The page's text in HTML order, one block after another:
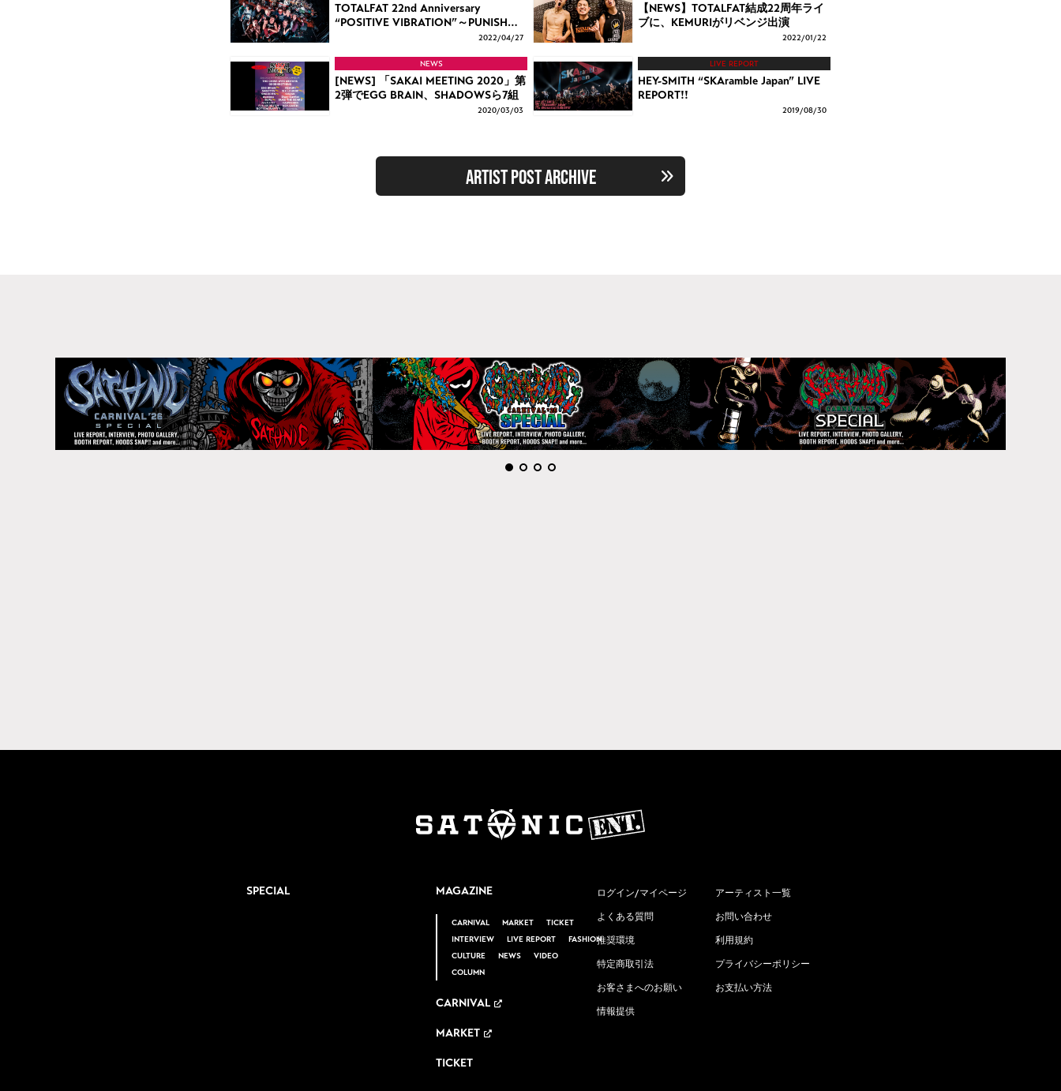
TOTALFAT 22nd Anniversary
“POSITIVE VIBRATION”～PUNISH…
2022/04/27
【NEWS】TOTALFAT結成22周年ライ
ブに、KEMURIがリベンジ出演
2022/01/22
NEWS
[NEWS] 「SAKAI MEETING 2020」第
2弾でEGG BRAIN、SHADOWSら7組
2020/03/03
LIVE REPORT
HEY-SMITH “SKAramble Japan” LIVE
REPORT!!
2019/08/30
ARTIST POST ARCHIVE
SPECIAL MAGAZINE
CARNIVAL MARKET
TICKET
INTERVIEW
LIVE REPORT
FASHION
CULTURE
NEWS
VIDEO
COLUMN
CARNIVAL
MARKET
TICKET
ログイン/マイページ アーティスト一覧
よくある質問 お問い合わせ
推奨環境 利用規約
特定商取引法 プライバシーポリシー
お客さまへのお願い お支払い方法
情報提供